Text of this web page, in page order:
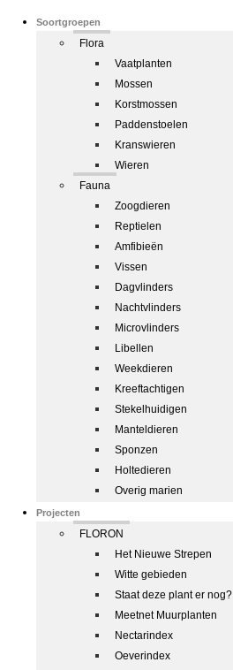
Soortgroepen
Flora
Vaatplanten
Mossen
Korstmossen
Paddenstoelen
Kranswieren
Wieren
Fauna
Zoogdieren
Reptielen
Amfibieën
Vissen
Dagvlinders
Nachtvlinders
Microvlinders
Libellen
Weekdieren
Kreeftachtigen
Stekelhuidigen
Manteldieren
Sponzen
Holtedieren
Overig marien
Projecten
FLORON
Het Nieuwe Strepen
Witte gebieden
Staat deze plant er nog?
Meetnet Muurplanten
Nectarindex
Oeverindex